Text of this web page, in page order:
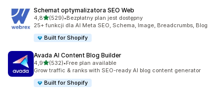
Schemat optymalizatora SEO Web
4,8na 5 gwiazdek
(529)
Łączna liczba recenzji: 529
•Bezpłatny plan jest dostępny
25+ funkcji dla AI Meta SEO, Schema, Image, Breadcrumbs, Blog
Built for Shopify
Avada AI Content Blog Builder
4,9na 5 gwiazdek
(532)
Łączna liczba recenzji: 532
•Free plan available
Grow traffic & ranks with SEO-ready AI blog content generator
Built for Shopify